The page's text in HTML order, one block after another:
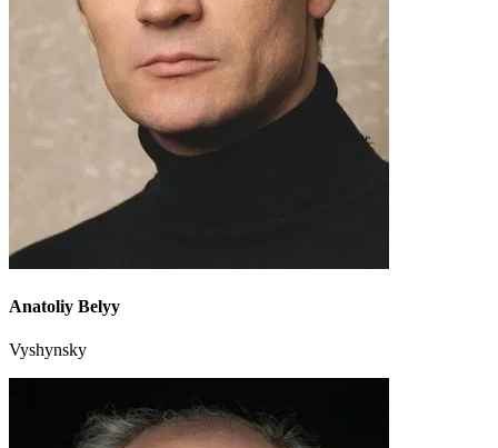
Anatoliy Belyy
Vyshynsky